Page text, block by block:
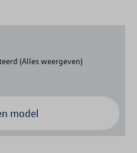
(Alles weergeven)
model